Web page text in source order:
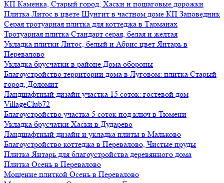
КП Каменка, Старый город, Хаски и пошаговые дорожки
Плитка Литос в цвете Шунгит в частном доме КП Заповедник
Серая тротуарная плитка для коттеджа в Тарманах
Тротуарная плитка Стандарт серая, белая и желтая
Укладка плитки Литос, белый и Абрис цвет Янтарь в
Перевалово
Укладка брусчатки в районе Дома обороны
Благоустройство территории дома в Луговом: плитка Старый
город, Доломит
Ландшафтный дизайн участка 15 соток: гостевой дом
VillageClub72
Благоустройство участка 5 соток под ключ в Тюмени
Укладка брусчатки Хаски в Дударево
Ландшафтный дизайн и укладка плиты в Мальково
Благоустройство коттеджа в Перевалово, Чистые пруды
Плитка Янтарь для благоустройства деревянного дома
Плитка Осень в Перевалово
Мощение плиткой Осень в Перевалово